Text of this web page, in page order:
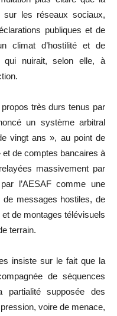
sur les réseaux sociaux,
publiques et de
climat d’hostilité et de
qui nuirait, selon elle, à
très durs tenus par
un système arbitral
vingt ans », au point de
de comptes bancaires à
massivement par
l’AESAF comme une
de messages hostiles, de
de montages télévisuels
terrain.
insiste sur le fait que la
de séquences
partialité supposée des
voire de menace,